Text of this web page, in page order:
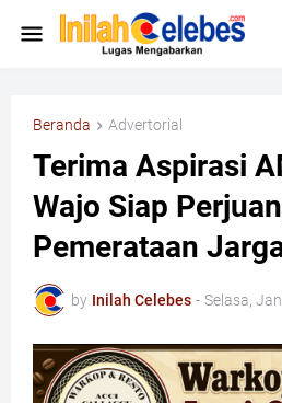
Beranda Advertorial
Terima Aspirasi
Wajo Siap
Pemerataan
by Inilah Celebes - Selasa,